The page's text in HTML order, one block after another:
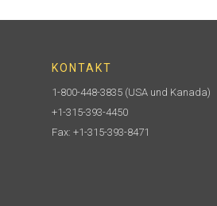
KONTAKT
1-800-448-3835 (USA und Kanada)
+1-315-393-4450
Fax: +1-315-393-8471